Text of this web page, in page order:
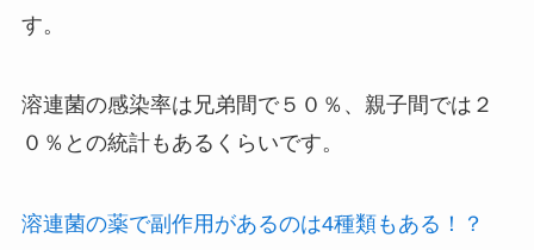
す。
溶連菌の感染率は兄弟間で５０％、親子間では２
０％との統計もあるくらいです。
溶連菌の薬で副作用があるのは4種類もある！？